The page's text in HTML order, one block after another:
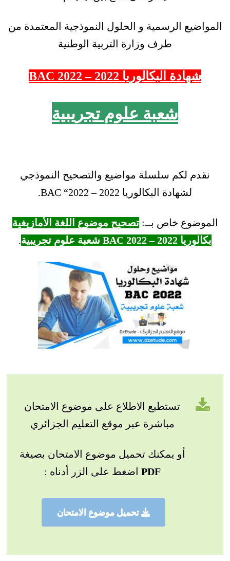
المواضيع الرسمية و الحلول النموذجية المعتمدة من
طرف وزارة التربية الوطنية
شهادة البكالوريا 2022 – 2022 BAC
شعبة علوم تجريبية
نقدم لكم سلسلة مواضيع والتصحيح النموذجي
لشهادة البكالوريا 2022 – BAC “2022.
الموضوع خاص بــ:تصحيح موضوع اللغة الأمازيغية
بكالوريا 2022 – BAC 2022 شعبة علوم تجريبية
.
تستطيع الاطلاع على موضوع الامتحان
مباشرة عبر موقع التعليم الجزائري
أو يمكنك تحميل موضوع الامتحان بصيغة
PDF اضغط على الزر أدناه :
تحميل موضوع الامتحان